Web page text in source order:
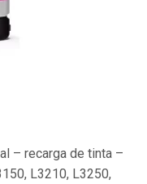
– recarga de tinta –
L3210, L3250,